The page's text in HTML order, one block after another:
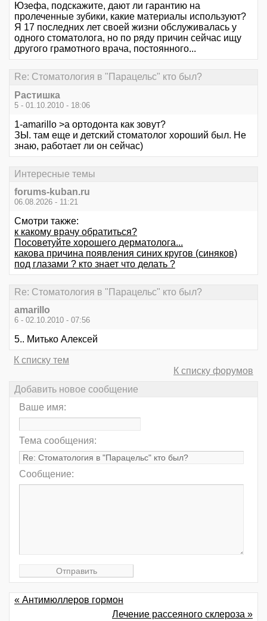
Юзефа, подскажите, дают ли гарантию на
пролеченные зубики, какие материалы используют?
Я 17 последних лет своей жизни обслуживалась у
одного стоматолога, но по ряду причин сейчас ищу
другого грамотного врача, постоянного...
Re: Стоматология в "Парацельс" кто был?
Растишка
5 - 01.10.2010 - 18:06
1-amarillo >а ортодонта как зовут?
ЗЫ. там еще и детский стоматолог хороший был. Не
знаю, работает ли он сейчас)
Интересные темы
forums-kuban.ru
06.08.2026 - 11:21
Смотри также:
к какому врачу обратиться?
Посоветуйте хорошего дерматолога...
какова причина появления синих кругов (синяков)
под глазами ? кто знает что делать ?
Re: Стоматология в "Парацельс" кто был?
amarillo
6 - 02.10.2010 - 07:56
5.. Митько Алексей
К списку тем
К списку форумов
Добавить новое сообщение
Ваше имя:
Тема сообщения:
Сообщение:
« Антимюллеров гормон
Лечение рассеяного склероза »